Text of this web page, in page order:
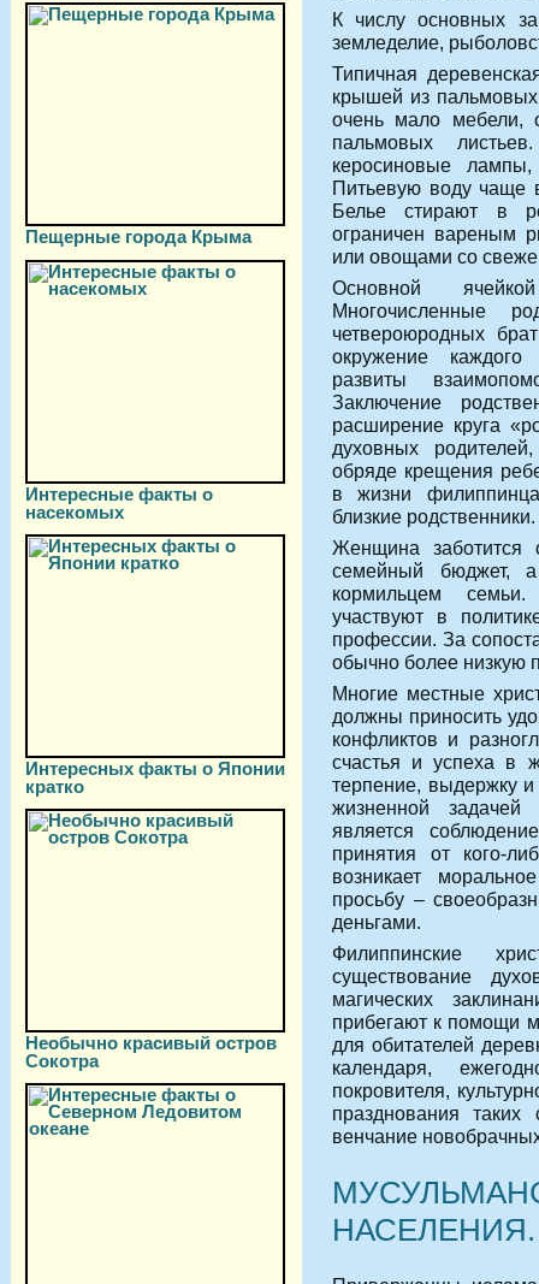
Пещерные города Крыма
Интересные факты о
насекомых
Интересных факты о Японии
кратко
Необычно красивый остров
Сокотра
К числу основных
земледелие,
Типичная
крышей из
очень мало мебели,
пальмовых
керосиновые
Питьевую воду чаще
Белье стирают в
ограничен вареным
или овощами со
Основной
Многочисленные
четвероюродных
окружение
развиты
Заключение
расширение круга
духовных
обряде крещения
в жизни
близкие родственники.
Женщина заботится
семейный бюджет,
кормильцем
участвуют в
профессии. За
обычно более низкую
Многие местные
должны приносить
конфликтов и
счастья и успеха в
терпение, выдержку
жизненной задачей
является
принятия от кого-
возникает
просьбу –
деньгами.
Филиппинские
существование
магических
прибегают к помощи
для обитателей
календаря,
покровителя,
празднования
венчание
НАСЕЛЕНИЯ.